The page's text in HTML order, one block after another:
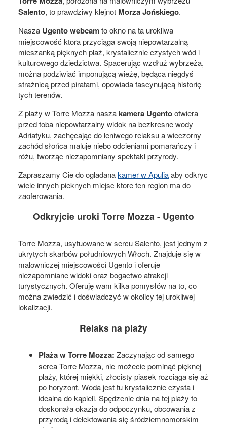
Salento, to prawdziwy klejnot Morza Jońskiego.
Nasza Ugento webcamto okno na ta urokliwa
miejscowość ktora przyciąga swoją niepowtarzalną
mieszanką pięknych plaż, krystalicznie czystych wód i
kulturowego dziedzictwa. Spacerując wzdłuż wybrzeża,
można podziwiać imponującą wieżę, będąca niegdyś
strażnicą przed piratami, opowiada fascynującą historię
tych terenów.
Z plaży w Torre Mozza naszakamera Ugentootwiera
przed toba niepowtarzalny widok na bezkresne wody
Adriatyku, zachęcając do leniwego relaksu a wieczorny
zachód słońca maluje niebo odcieniami pomarańczy i
różu, tworząc niezapomniany spektakl przyrody.
Zapraszamy Cie do ogladanakamer w Apuliaaby odkryc
wiele innych pieknych miejsc ktore ten region ma do
zaoferowania.
Odkryjcie uroki Torre Mozza - Ugento
Torre Mozza, usytuowane w sercu Salento, jest jednym z
ukrytych skarbów południowych Włoch. Znajduje się w
malowniczej miejscowości Ugento i oferuje
niezapomniane widoki oraz bogactwo atrakcji
turystycznych. Oferuję wam kilka pomysłów na to, co
można zwiedzić i doświadczyć w okolicy tej urokliwej
lokalizacji.
Relaks na plaży
Plaża w Torre Mozza: Zaczynając od samego
serca Torre Mozza, nie możecie pominąć pięknej
plaży, której miękki, złocisty piasek rozciąga się aż
po horyzont. Woda jest tu krystalicznie czysta i
idealna do kąpieli. Spędzenie dnia na tej plaży to
doskonała okazja do odpoczynku, obcowania z
przyrodą i delektowania się śródziemnomorskim